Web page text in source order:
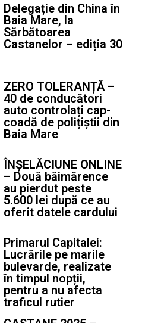
Delegație din China în
Baia Mare, la
Sărbătoarea
Castanelor – ediția 30
ZERO TOLERANȚĂ –
40 de conducători
auto controlați cap-
coadă de polițiștii din
Baia Mare
ÎNȘELĂCIUNE ONLINE
– Două băimărence
au pierdut peste
5.600 lei după ce au
oferit datele cardului
Primarul Capitalei:
Lucrările pe marile
bulevarde, realizate
în timpul nopții,
pentru a nu afecta
traficul rutier